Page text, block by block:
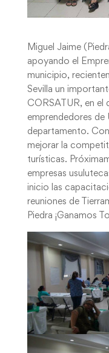
Miguel Jaime
apoyando el
municipio,
Sevilla un
CORSATUR, en el
emprendedores de
departamento.
mejorar la
turísticas.
empresas
inicio las
reuniones de
Piedra ¡Ganamos